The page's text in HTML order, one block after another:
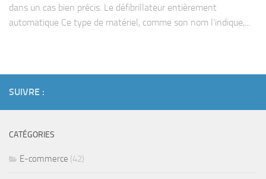
dans un cas bien précis. Le défibrillateur entièrement
automatique Ce type de matériel, comme son nom l’indique,...
SUIVRE :
CATÉGORIES
E-commerce (42)